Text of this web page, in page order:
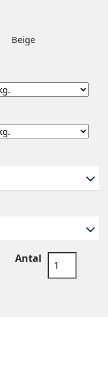
Beige
Antal